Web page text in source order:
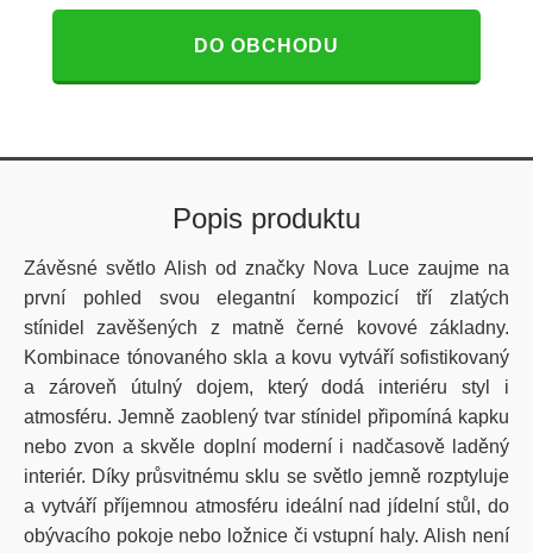
DO OBCHODU
Popis produktu
Závěsné světlo Alish od značky Nova Luce zaujme na
první pohled svou elegantní kompozicí tří zlatých
stínidel zavěšených z matně černé kovové základny.
Kombinace tónovaného skla a kovu vytváří sofistikovaný
a zároveň útulný dojem, který dodá interiéru styl i
atmosféru. Jemně zaoblený tvar stínidel připomíná kapku
nebo zvon a skvěle doplní moderní i nadčasově laděný
interiér. Díky průsvitnému sklu se světlo jemně rozptyluje
a vytváří příjemnou atmosféru ideální nad jídelní stůl, do
obývacího pokoje nebo ložnice či vstupní haly. Alish není